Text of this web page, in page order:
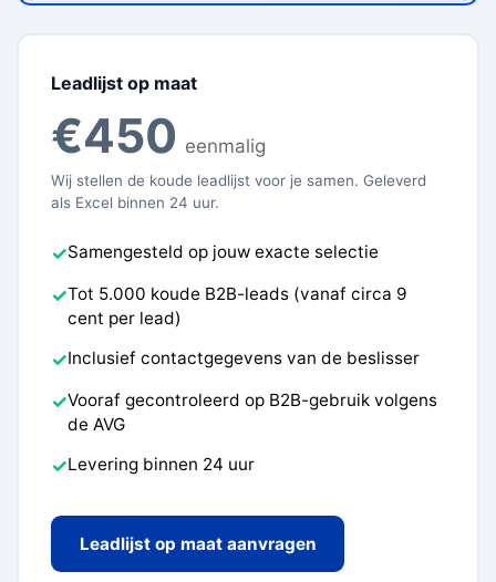
Leadlijst op maat
€450 eenmalig
Wij stellen de koude leadlijst voor je samen. Geleverd
als Excel binnen 24 uur.
✓Samengesteld op jouw exacte selectie
✓Tot 5.000 koude B2B-leads (vanaf circa 9
cent per lead)
✓Inclusief contactgegevens van de beslisser
✓Vooraf gecontroleerd op B2B-gebruik volgens
de AVG
✓Levering binnen 24 uur
Leadlijst op maat aanvragen